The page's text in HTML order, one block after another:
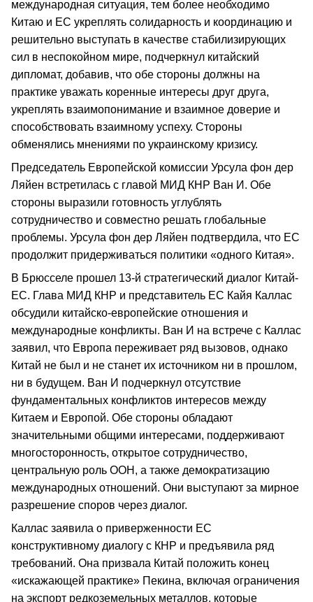
международная ситуация, тем более необходимо
Китаю и ЕС укреплять солидарность и координацию и
решительно выступать в качестве стабилизирующих
сил в неспокойном мире, подчеркнул китайский
дипломат, добавив, что обе стороны должны на
практике уважать коренные интересы друг друга,
укреплять взаимопонимание и взаимное доверие и
способствовать взаимному успеху. Стороны
обменялись мнениями по украинскому кризису.
Председатель Европейской комиссии Урсула фон дер
Ляйен встретилась с главой МИД КНР Ван И. Обе
стороны выразили готовность углублять
сотрудничество и совместно решать глобальные
проблемы. Урсула фон дер Ляйен подтвердила, что ЕС
продолжит придерживаться политики «одного Китая».
В Брюсселе прошел 13-й стратегический диалог Китай-
ЕС. Глава МИД КНР и представитель ЕС Кайя Каллас
обсудили китайско-европейские отношения и
международные конфликты. Ван И на встрече с Каллас
заявил, что Европа переживает ряд вызовов, однако
Китай не был и не станет их источником ни в прошлом,
ни в будущем. Ван И подчеркнул отсутствие
фундаментальных конфликтов интересов между
Китаем и Европой. Обе стороны обладают
значительными общими интересами, поддерживают
многосторонность, открытое сотрудничество,
центральную роль ООН, а также демократизацию
международных отношений. Они выступают за мирное
разрешение споров через диалог.
Каллас заявила о приверженности ЕС
конструктивному диалогу с КНР и предъявила ряд
требований. Она призвала Китай положить конец
«искажающей практике» Пекина, включая ограничения
на экспорт редкоземельных металлов, которые